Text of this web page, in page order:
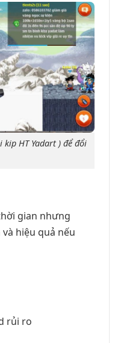
kip HT Yadart ) để đổi
gian nhưng
hiệu quả nếu
rủi ro